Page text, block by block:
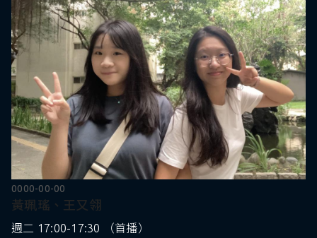
0000-00-00
黃珮瑤、王又翎
週二 17:00-17:30 （首播）